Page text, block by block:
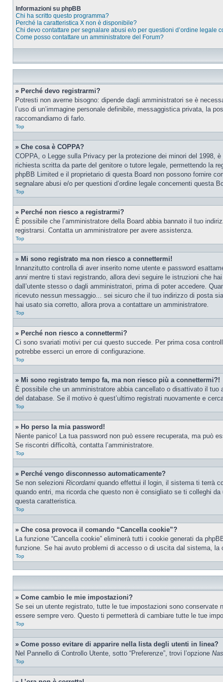
Informazioni su phpBB
Chi ha scritto questo programma?
Perché la caratteristica X non è disponibile?
Chi devo contattare per segnalare abusi e/o per questioni d’ordine legale
Come posso contattare un amministratore del Forum?
» Perché devo registrarmi?
Potresti non averne bisogno: dipende dagli amministratori se è
l’uso di un’immagine personale definibile, messaggistica privata, la
raccomandiamo di farlo.
Top
» Che cosa è COPPA?
COPPA, o Legge sulla Privacy per la protezione dei minori del 1998,
richiesta scritta da parte del genitore o tutore legale, permettendo la
phpBB Limited e il proprietario di questa Board non possono fornire
segnalare abusi e/o per questioni d’ordine legale concernenti questa
Top
» Perché non riesco a registrarmi?
È possibile che l’amministratore della Board abbia bannato il tuo
registrarsi. Contatta un amministratore per avere assistenza.
Top
» Mi sono registrato ma non riesco a connettermi!
Innanzitutto controlla di aver inserito nome utente e password
anni mentre ti stavi registrando, allora devi seguire le istruzioni che
dall’utente stesso o dagli amministratori, prima di poter accedere.
ricevuto nessun messaggio... sei sicuro che il tuo indirizzo di posta
hai usato sia corretto, allora prova a contattare un amministratore.
Top
» Perché non riesco a connettermi?
Ci sono svariati motivi per cui questo succede. Per prima cosa
potrebbe esserci un errore di configurazione.
Top
» Mi sono registrato tempo fa, ma non riesco più a connettermi?!
È possibile che un amministratore abbia cancellato o disattivato il
del database. Se il motivo è quest’ultimo registrati nuovamente e
Top
» Ho perso la mia password!
Niente panico! La tua password non può essere recuperata, ma può
Se riscontri difficoltà, contatta l’amministratore.
Top
» Perché vengo disconnesso automaticamente?
Se non selezioni Ricordami quando effettui il login, il sistema ti terrà
quando entri, ma ricorda che questo non è consigliato se ti colleghi
questa caratteristica.
Top
» Che cosa provoca il comando “Cancella cookie”?
La funzione “Cancella cookie” eliminerà tutti i cookie generati da
funzione. Se hai avuto problemi di accesso o di uscita dal sistema,
Top
» Come cambio le mie impostazioni?
Se sei un utente registrato, tutte le tue impostazioni sono conservate
essere sempre vero. Questo ti permetterà di cambiare tutte le tue
Top
» Come posso evitare di apparire nella lista degli utenti in linea?
Nel Pannello di Controllo Utente, sotto “Preferenze”, trovi l’opzione
Top